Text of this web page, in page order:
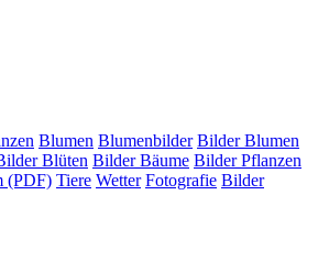
Blumen Blumenbilder Bilder Blumen
Blüten Bilder Bäume Bilder Pflanzen
(PDF) Tiere Wetter Fotografie Bilder